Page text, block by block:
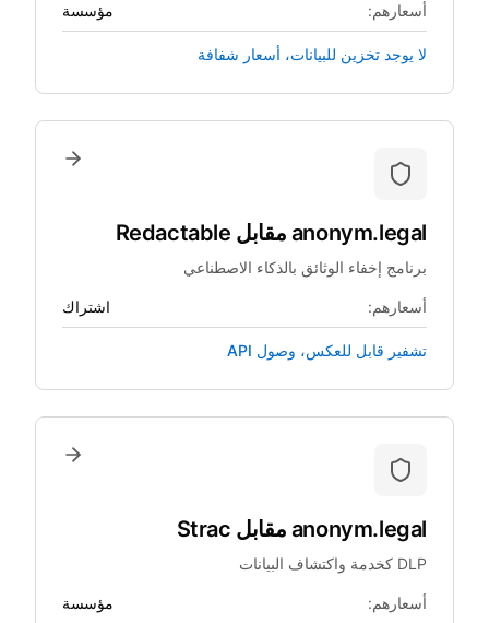
أسعارهم: مؤسسة
لا يوجد تخزين للبيانات، أسعار شفافة
anonym.legal مقابل Redactable
برنامج إخفاء الوثائق بالذكاء الاصطناعي
أسعارهم: اشتراك
تشفير قابل للعكس، وصول API
anonym.legal مقابل Strac
DLP كخدمة واكتشاف البيانات
أسعارهم: مؤسسة